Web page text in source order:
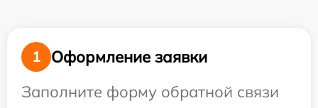
1
Оформление заявки
Заполните форму обратной связи